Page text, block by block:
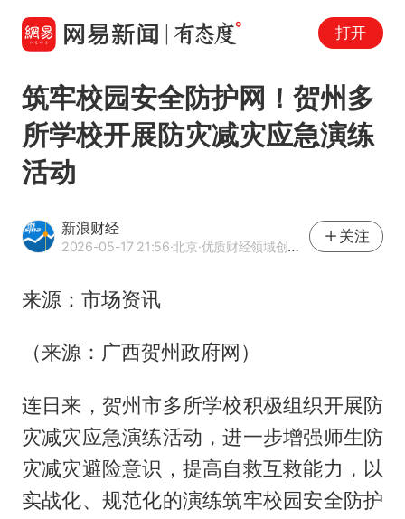
打开
筑牢校园安全防护网！贺州多
所学校开展防灾减灾应急演练
活动
新浪财经
2026-05-17 21:56·北京·优质财经领域创作者
关注
来源：市场资讯
（来源：广西贺州政府网）
连日来，贺州市多所学校积极组织开展防
灾减灾应急演练活动，进一步增强师生防
灾减灾避险意识，提高自救互救能力，以
实战化、规范化的演练筑牢校园安全防护